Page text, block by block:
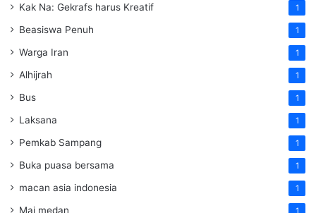
Kak Na: Gekrafs harus Kreatif 1
Beasiswa Penuh 1
Warga Iran 1
Alhijrah 1
Bus 1
Laksana 1
Pemkab Sampang 1
Buka puasa bersama 1
macan asia indonesia 1
Mai medan 1